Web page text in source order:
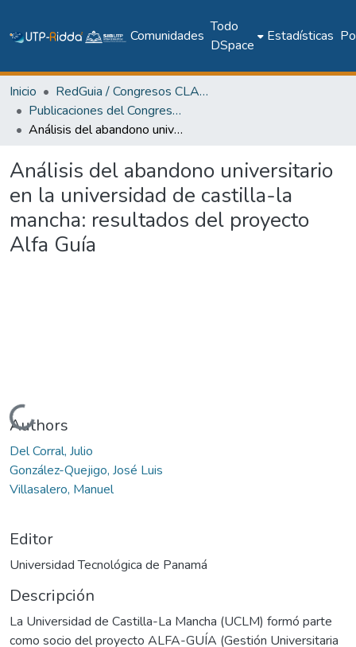
Comunidades
Todo
DSpace
Estadísticas
Inicio
RedGuia / Congresos CLABES
Publicaciones del Congreso Internacional CLABES
Análisis del abandono universitario en la universidad de castilla-la mancha: resultados del proyecto Alfa Guía
Análisis del abandono universitario
en la universidad de castilla-la
mancha: resultados del proyecto
Alfa Guía
Cargando...
Authors
Del Corral, Julio
González-Quejigo, José Luis
Villasalero, Manuel
Editor
Universidad Tecnológica de Panamá
Descripción
La Universidad de Castilla-La Mancha (UCLM) formó parte
como socio del proyecto ALFA-GUÍA (Gestión Universitaria